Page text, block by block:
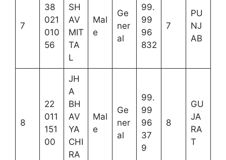
7
38
021
010
56
SH
AV
MIT
TA
L
Mal
e
Ge
ner
al
99.
99
96
832
7
PU
NJ
AB
8
22
011
151
00
JH
A
BH
AV
YA
CHI
RA
Mal
e
Ge
ner
al
99.
99
96
37
9
8
GU
JA
RA
T